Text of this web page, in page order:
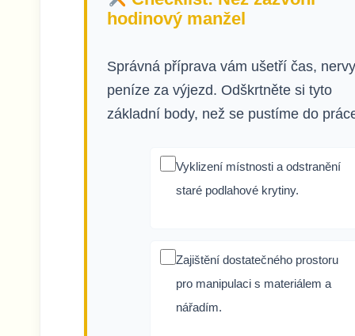
hodinový manžel
Správná příprava vám ušetří čas,
peníze za výjezd. Odškrtněte si tyto
základní body, než se pustíme do
Vyklizení místnosti a odstranění
staré podlahové krytiny.
Zajištění dostatečného prostoru
pro manipulaci s materiálem a
nářadím.